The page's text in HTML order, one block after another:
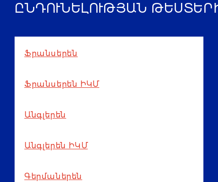
ԸՆԴՈՒՆԵԼՈՒԹՅԱՆ
Ֆրանսերեն
Ֆրանսերեն ԻԿՄ
Անգլերեն
Անգլերեն ԻԿՄ
Գերմաներեն